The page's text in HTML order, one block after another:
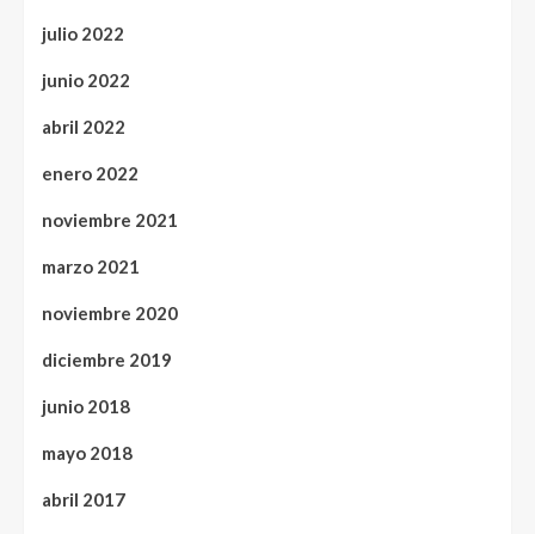
julio 2022
junio 2022
abril 2022
enero 2022
noviembre 2021
marzo 2021
noviembre 2020
diciembre 2019
junio 2018
mayo 2018
abril 2017